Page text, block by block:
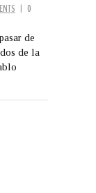
| 0
de
de la